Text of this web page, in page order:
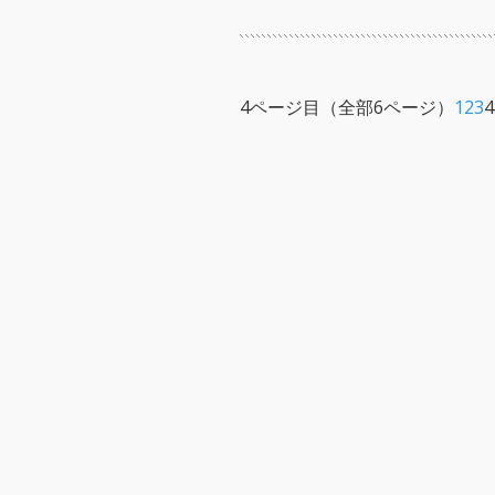
4ページ目（全部6ページ） 1234